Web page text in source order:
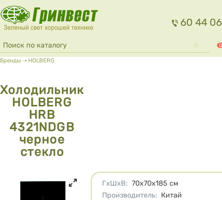
Перейти к основному содержанию
60 44 06
Форма поиска
Поиск 0
Вы здесь
Бренды ⇢ HOLBERG
Холодильник
HOLBERG
HRB
4321NDGB
черное
стекло
Характеристики
ГхШхВ: 70х70х185 см
Производитель: Китай